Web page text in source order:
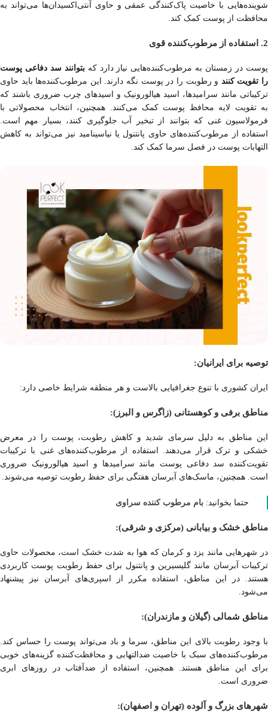
شوینده‌هایی با خاصیت پاک‌کنندگی عمقی و حاوی آنتی‌اکسیدان‌ها می‌تواند به
محافظت از پوست کمک کند.
2. استفاده از مرطوب‌کننده قوی
پوست در زمستان به مرطوب‌کننده‌هایی نیاز دارد کهبتوانند سد دفاعی پوست
را تقویت کنند و رطوبت را در پوست نگه دارند. این مرطوب‌کننده‌ها باید حاوی
ترکیباتی مانند سرامیدها، اسید هیالورونیک و اسیدهای چرب ضروری باشند که
به تقویت لایه محافظ پوست کمک می‌کنند. همچنین، انتخاب محصولاتی با
فرمولاسیون غنی که بتوانند از تبخیر آب جلوگیری کنند، بسیار مهم است.
استفاده از مرطوب‌کننده‌های حاوی پانتنول یا نیاسینامید نیز می‌تواند به کاهش
التهابات پوست در فصل سرما کمک کند.
توصیه برای ایرانیان:
ایران کشوری با تنوع جغرافیایی بالاست و هر منطقه شرایط خاصی دارد:
مناطق برفی و کوهستانی (زاگرس و البرز):
این مناطق به دلیل سرمای شدید و کاهش رطوبت، پوست را در معرض
خشکی و ترک قرار می‌دهند. استفاده از مرطوب‌کننده‌های غنی با ترکیبات
تقویت‌کننده سد دفاعی پوست مانند سرامیدها و اسید هیالورونیک ضروری
است. همچنین، ماسک‌های آبرسان هفتگی برای حفظ رطوبت توصیه می‌شوند.
حتما بخوانید: بام مرطوب کننده سراوی
مناطق خشک و بیابانی (مرکزی و شرقی):
در شهرهایی مانند یزد و کرمان که هوا به شدت خشک است، محصولات حاوی
ترکیبات آبرسان مانند گلیسیرین و پانتنول برای حفظ رطوبت پوست کاربردی
هستند. در این مناطق، استفاده مکرر از اسپری‌های آبرسان نیز پیشنهاد
می‌شود.
مناطق شمالی (گیلان و مازندران):
با وجود رطوبت بالای این مناطق، سرما و باد می‌تواند پوست را حساس کند.
مرطوب‌کننده‌های سبک با خاصیت ضدالتهابی و محافظت‌کننده گزینه‌های خوبی
برای این مناطق هستند. همچنین، استفاده از ضدآفتاب در روزهای ابری
ضروری است.
شهرهای بزرگ و آلوده (تهران و اصفهان):